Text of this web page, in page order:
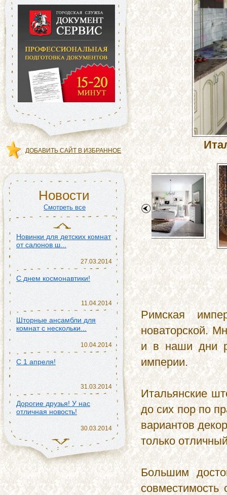
ДОБАВИТЬ САЙТ В ИЗБРАННОЕ
Новости
Смотреть все
С днем космонавтики!
11.04.2014
Шторные ансамбли для
комнат с нескольки...
10.04.2014
C 1 апреля!
Дорогие друзья! У нас
отличная новость!
Новинки для детских комнат
от салонов ш...
27.03.2014
С днем космонавтики!
11.04.2014
Шторные ансамбли для
комнат с нескольки...
10.04.2014
C 1 апреля!
31.03.2014
Дорогие друзья! У нас
отличная новость!
30.03.2014
Новинки для детских комнат
от салонов ш...
27.03.2014
С днем космонавтики!
Римская
новаторской.
и в наши дни
империи.
Итальянские
до сих пор по
вариантов
только
Большим